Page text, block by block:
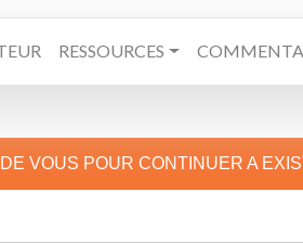
RESSOURCES
VOUS POUR CONTINUER A